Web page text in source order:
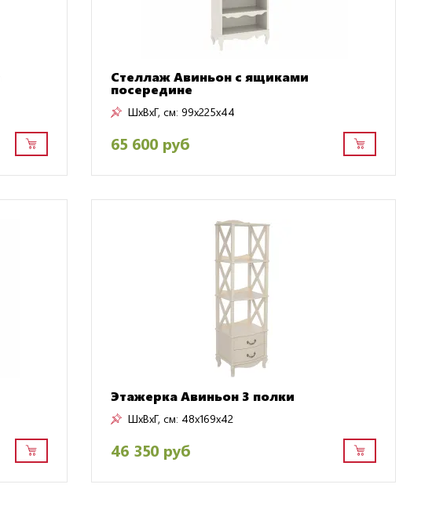
Стеллаж Авиньон с ящиками
посередине
ШxВxГ, см: 99x225x44
65 600 руб
Этажерка Авиньон 3 полки
ШxВxГ, см: 48x169x42
46 350 руб